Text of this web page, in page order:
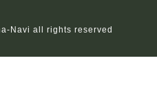
Navi all rights reserved